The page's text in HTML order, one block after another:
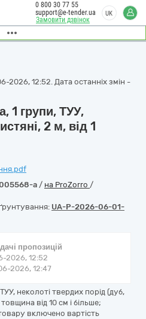
Замовити дзвінок
0 800 30 77 55
support@e-tender.ua
UK
2026, 12:52. Дата останніх змін -
1 групи, ТУУ,
2 м, від 1
a / на ProZorro /
UA-P-2026-06-01-
пропозицій
2026, 12:52
2026, 12:47
неколоті твердих порід (дуб,
від 10 см і більше;
включено вартість